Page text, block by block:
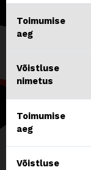
Toimumise
aeg
Võistluse
nimetus
Toimumise
aeg
Võistluse